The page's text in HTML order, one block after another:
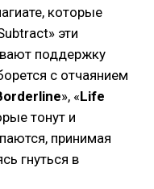
которые
эти
поддержку
с отчаянием
», «Life
тонут и
принимая
гнуться в